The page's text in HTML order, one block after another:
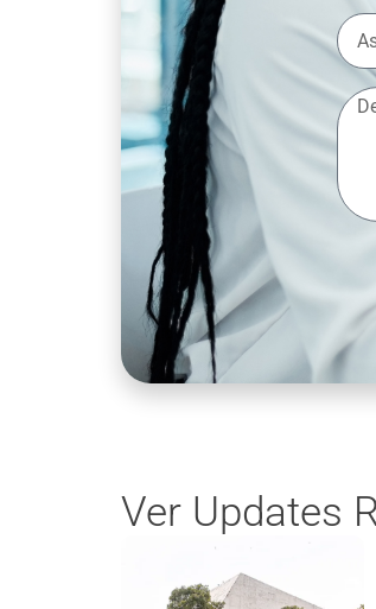
Ver Updates